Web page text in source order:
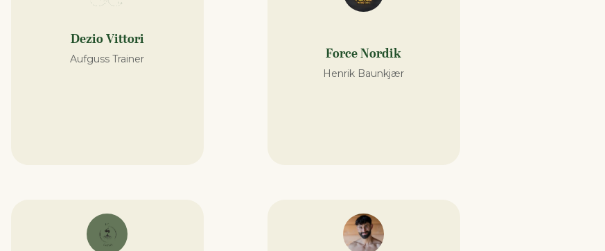
Dezio Vittori
Aufguss Trainer Force Nordik
Henrik Baunkjær